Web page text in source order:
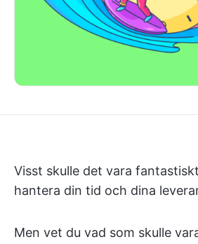
Visst skulle det vara
hantera din tid och dina
Men vet du vad som skulle